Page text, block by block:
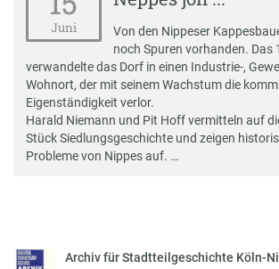
Juni
Von den Nippeser
noch Spuren vorhanden. Das
verwandelte das Dorf in einen Industrie-,
Wohnort, der mit seinem Wachstum die
Eigenständigkeit verlor.
Harald Niemann und Pit Hoff vermitteln auf
Stück Siedlungsgeschichte und zeigen
Probleme von Nippes auf. …
Archiv für Stadtteilgeschichte Köln-